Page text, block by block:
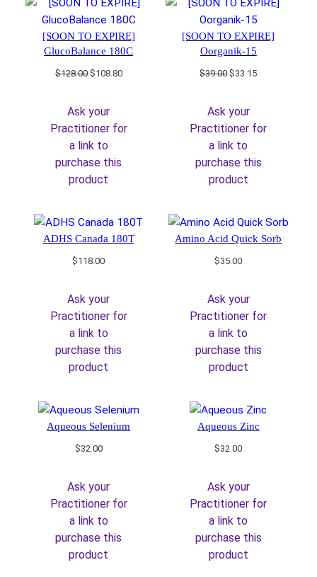
[SOON TO EXPIRE]
GlucoBalance 180C
$128.00 Original
$128.00.
$108.80Current
Ask your
Practitioner for
a link to
purchase this
product
[SOON TO EXPIRE]
Oorganik-15
$39.00Original
$39.00.
$33.15Current
Ask your
Practitioner for
a link to
purchase this
product
ADHS Canada 180T
$118.00
Ask your
Practitioner for
a link to
purchase this
product
Amino Acid Quick Sorb
$35.00
Ask your
Practitioner for
a link to
purchase this
product
Aqueous Selenium
$32.00
Ask your
Practitioner for
a link to
purchase this
product
Aqueous Zinc
$32.00
Ask your
Practitioner for
a link to
purchase this
product